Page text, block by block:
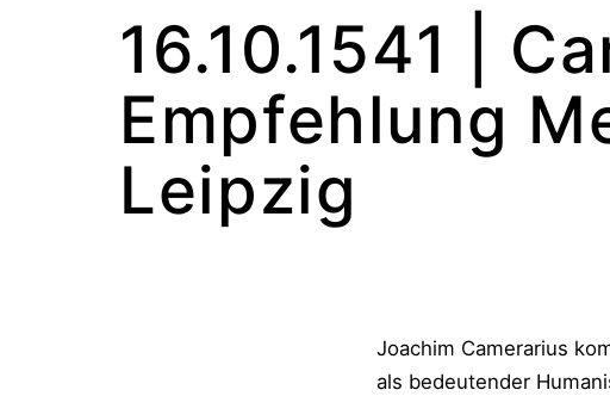
16.10.1541 |
Empfehlung
Leipzig
Joachim Camerarius
als bedeutender